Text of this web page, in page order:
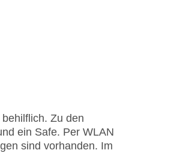
Zu den
ein Safe. Per WLAN
sind vorhanden. Im